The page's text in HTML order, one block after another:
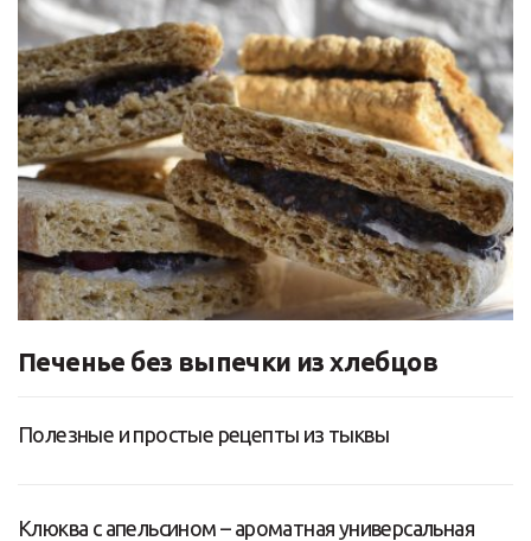
Печенье без выпечки из хлебцов
Полезные и простые рецепты из тыквы
Клюква с апельсином – ароматная универсальная